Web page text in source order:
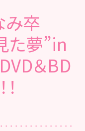
み卒
た夢”in
＆BD